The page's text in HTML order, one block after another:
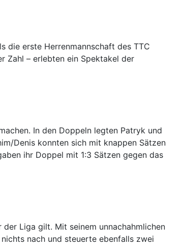
die erste Herrenmannschaft des TTC
Zahl – erlebten ein Spektakel der
In den Doppeln legten Patryk und
Denis konnten sich mit knappen Sätzen
ihr Doppel mit 1:3 Sätzen gegen das
Liga gilt. Mit seinem unnachahmlichen
nach und steuerte ebenfalls zwei